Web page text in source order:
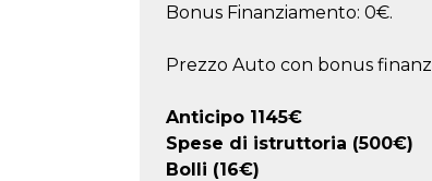
Bonus Finanziamento: 0€.
Prezzo Auto con bonus
Anticipo 1145€
Spese di istruttoria (500€)
Bolli (16€)